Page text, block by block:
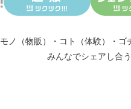
モノ（物販） ・ コト（体験） ・ ゴ
みんなでシェアし合う